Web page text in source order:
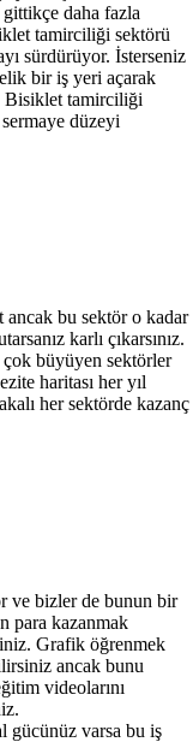
daha fazla
tamirciliği sektörü
sürdürüyor. İsterseniz
bir iş yeri açarak
Bisiklet tamirciliği
düzeyi
bu sektör o kadar
karlı çıkarsınız.
çok büyüyen sektörler
haritası her yıl
her sektörde kazanç
ve bizler de bunun bir
para kazanmak
Grafik öğrenmek
ancak bunu
videolarını
gücünüz varsa bu iş